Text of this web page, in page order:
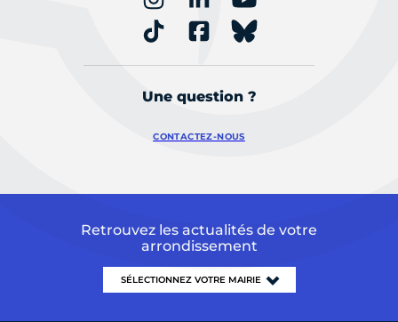
Une question ?
CONTACTEZ-NOUS
Retrouvez les actualités de votre
arrondissement